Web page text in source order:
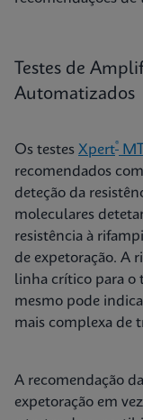
Testes de
Automatizados
Os testes Xpert®
recomendados
deteção da
moleculares
resistência à
de expetoração. A
linha crítico para o
mesmo pode
mais complexa de
A recomendação
expetoração em